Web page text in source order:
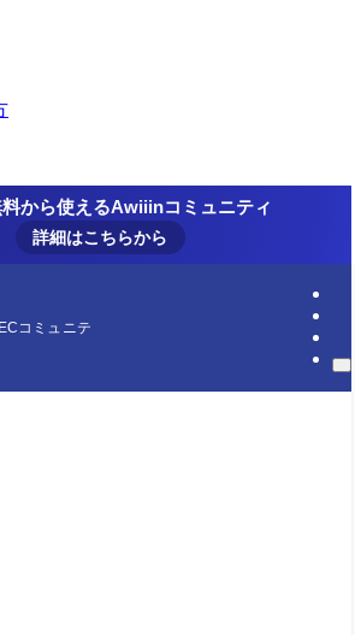
から使えるAwiiinコミュニティ
詳細はこちらから
コミュニティ